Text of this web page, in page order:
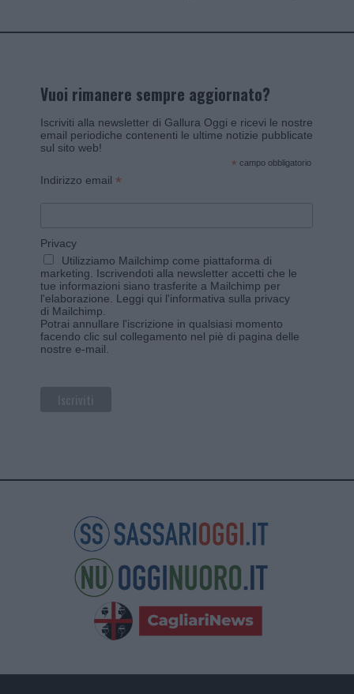
Vuoi rimanere sempre aggiornato?
Iscriviti alla newsletter di Gallura Oggi e ricevi le nostre
email periodiche contenenti le ultime notizie pubblicate
sul sito web!
* campo obbligatorio
Indirizzo email *
Privacy
Utilizziamo Mailchimp come piattaforma di
marketing. Iscrivendoti alla newsletter accetti che le
tue informazioni siano trasferite a Mailchimp per
l'elaborazione. Leggi qui l'informativa sulla privacy
di Mailchimp
Potrai annullare l'iscrizione in qualsiasi momento
facendo clic sul collegamento nel piè di pagina delle
nostre e-mail.